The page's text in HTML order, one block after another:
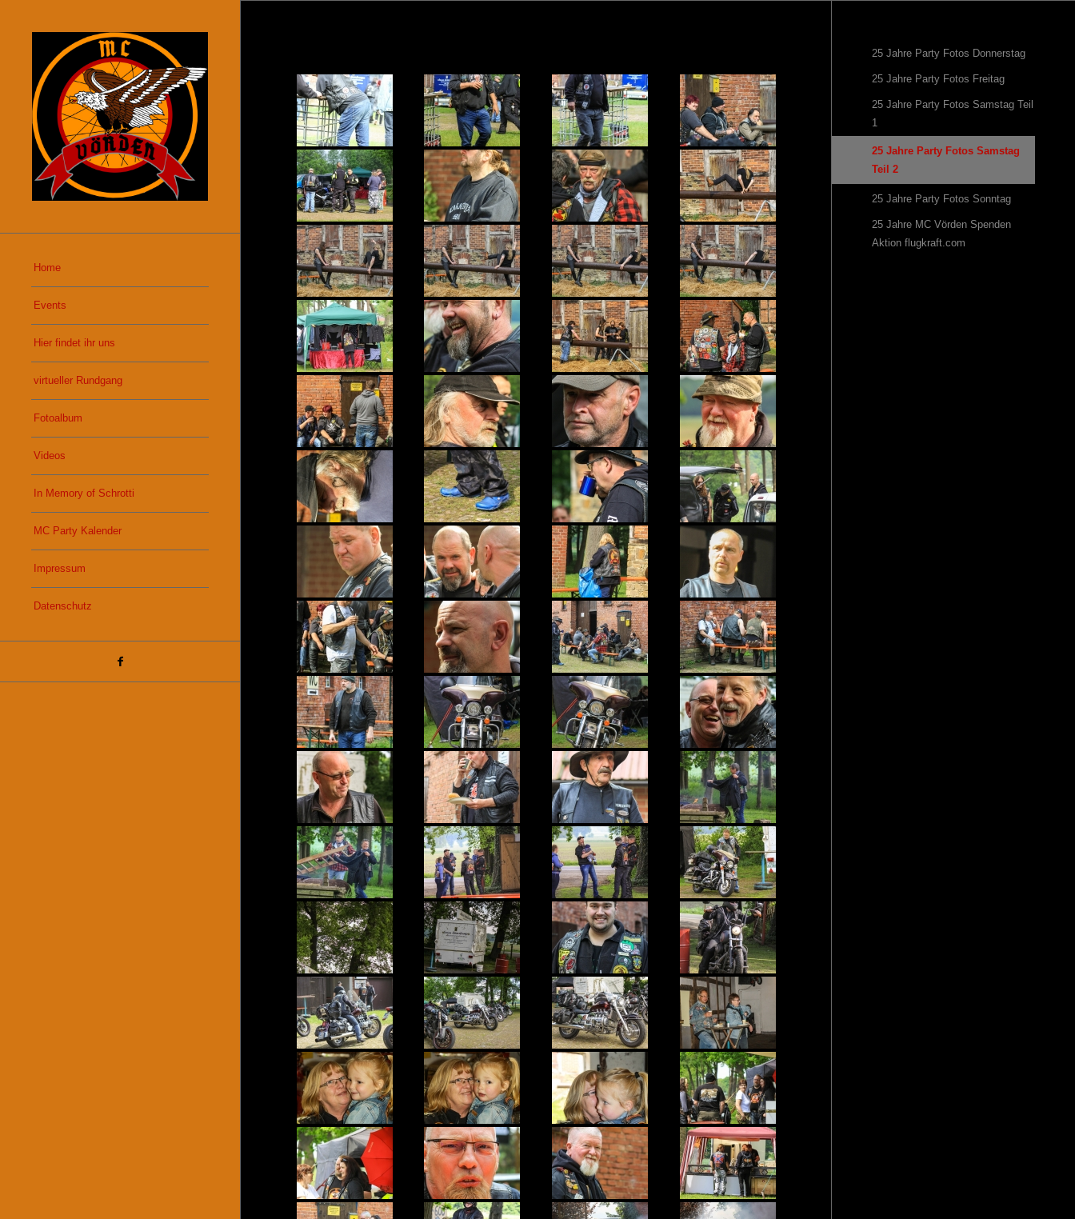
Home
Events
Hier findet ihr uns
virtueller Rundgang
Fotoalbum
Videos
In Memory of Schrotti
MC Party Kalender
Impressum
Datenschutz
25 Jahre Party Fotos Donnerstag
25 Jahre Party Fotos Freitag
25 Jahre Party Fotos Samstag Teil
1
25 Jahre Party Fotos Samstag
Teil 2
25 Jahre Party Fotos Sonntag
25 Jahre MC Vörden Spenden
Aktion flugkraft.com